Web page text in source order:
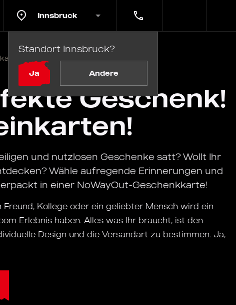
Innsbruck
Standort Innsbruck?
Ja Andere
Geschenk!
und nutzlosen Geschenke satt? Wollt Ihr
Wähle aufregende Erinnerungen und
in einer NoWayOut-Geschenkkarte!
Freund, Kollege oder ein geliebter Mensch wird ein
Erlebnis haben. Alles was Ihr braucht, ist den
Design und die Versandart zu bestimmen. Ja,